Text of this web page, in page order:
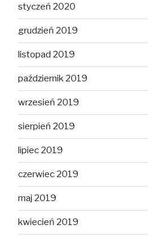
styczeń 2020
grudzień 2019
listopad 2019
październik 2019
wrzesień 2019
sierpień 2019
lipiec 2019
czerwiec 2019
maj 2019
kwiecień 2019